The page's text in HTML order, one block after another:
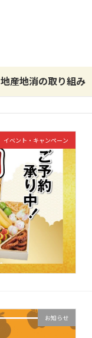
地産地消の取り組み
イベント・キャンペーン
お知らせ